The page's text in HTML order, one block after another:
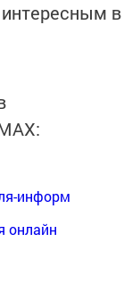
в
информ
онлайн